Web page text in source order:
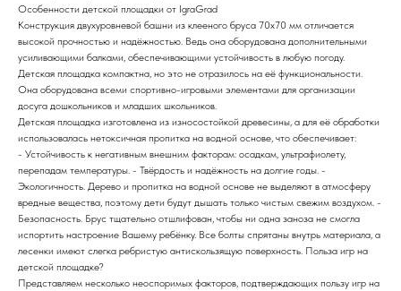
Особенности детской площадки от IgraGrad
Конструкция двухуровневой башни из клееного бруса 70х70 мм отличается
высокой прочностью и надёжностью. Ведь она оборудована дополнительными
усиливающими балками, обеспечивающими устойчивость в любую погоду.
Детская площадка компактна, но это не отразилось на её функциональности.
Она оборудована всеми спортивно-игровыми элементами для организации
досуга дошкольников и младших школьников.
Детская площадка изготовлена из износостойкой древесины, а для её обработки
использовалась нетоксичная пропитка на водной основе, что обеспечивает:
- Устойчивость к негативным внешним факторам: осадкам, ультрафиолету,
перепадам температуры. - Твёрдость и надёжность на долгие годы. -
Экологичность. Дерево и пропитка на водной основе не выделяют в атмосферу
вредные вещества, поэтому дети будут дышать только чистым свежим воздухом. -
Безопасность. Брус тщательно отшлифован, чтобы ни одна заноза не смогла
испортить настроение Вашему ребёнку. Все болты спрятаны внутрь материала, а
лесенки имеют слегка ребристую антискользящую поверхность. Польза игр на
детской площадке?
Представляем несколько неоспоримых факторов, подтверждающих пользу игр на